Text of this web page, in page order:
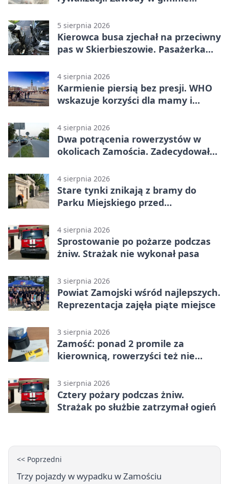
5 sierpnia 2026
Kierowca busa zjechał na przeciwny
pas w Skierbieszowie. Pasażerka
4 sierpnia 2026
Karmienie piersią bez presji. WHO
wskazuje korzyści dla mamy i
4 sierpnia 2026
Dwa potrącenia rowerzystów w
okolicach Zamościa. Zadecydowało
4 sierpnia 2026
Stare tynki znikają z bramy do
Parku Miejskiego przed
4 sierpnia 2026
Sprostowanie po pożarze podczas
żniw. Strażak nie wykonał pasa
3 sierpnia 2026
Powiat Zamojski wśród najlepszych.
Reprezentacja zajęła piąte miejsce
3 sierpnia 2026
Zamość: ponad 2 promile za
kierownicą, rowerzyści też nie
3 sierpnia 2026
Cztery pożary podczas żniw.
Strażak po służbie zatrzymał ogień
<< Poprzedni
Trzy pojazdy w wypadku w Zamościu